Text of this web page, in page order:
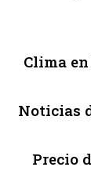
Clima
Noticias
Precio